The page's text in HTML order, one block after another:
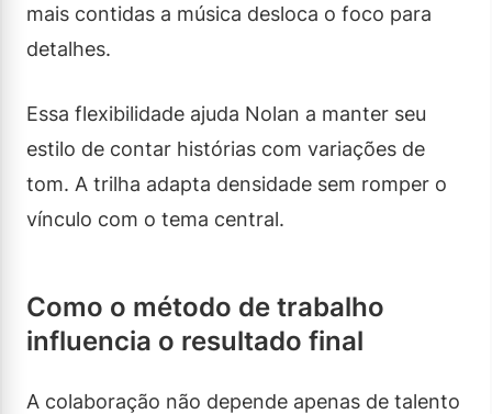
mais contidas a música desloca o foco para
detalhes.
Essa flexibilidade ajuda Nolan a manter seu
estilo de contar histórias com variações de
tom. A trilha adapta densidade sem romper o
vínculo com o tema central.
Como o método de trabalho
influencia o resultado final
A colaboração não depende apenas de talento